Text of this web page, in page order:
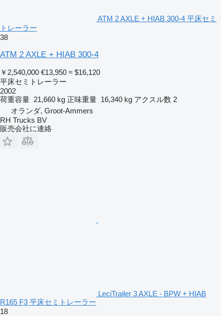
ATM 2 AXLE + HIAB 300-4 平床セミ
トレーラー
38
ATM 2 AXLE + HIAB 300-4
￥2,540,000 €13,950 ≈ $16,120
平床セミトレーラー
2002
荷重容量 21,660 kg 正味重量 16,340 kg アクスル数 2
オランダ, Groot-Ammers
RH Trucks BV
販売会社に連絡
LeciTrailer 3 AXLE - BPW + HIAB
R165 F3 平床セミトレーラー
18